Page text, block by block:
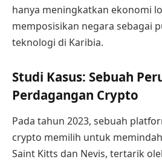
hanya meningkatkan ekonomi
memposisikan negara sebagai
teknologi di Karibia.
Studi Kasus: Sebuah
Perdagangan Crypto
Pada tahun 2023, sebuah
crypto memilih untuk
Saint Kitts dan Nevis, tertarik